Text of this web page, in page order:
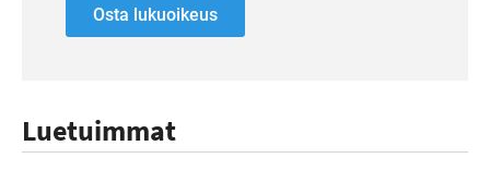
Osta lukuoikeus
Luetuimmat